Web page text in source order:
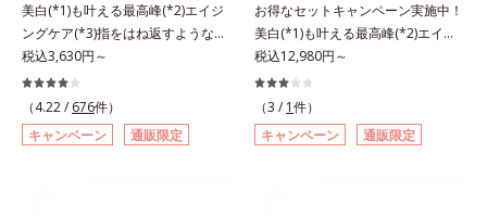
美白(*1)も叶える最高峰(*2)エイジ
ングケア(*3)指をはね返すような弾
力感が宿るハリ感 濃密フィットク
リーム。ハリも透明感(*4)も結果主
義。年齢サイン(*5)の因子に着目し
た肌科学エイジングケア(*3)シリー
ズ。オルビスユー ドットシリーズ
税込3,630円～
（4.22 / 676件）
キャンペーン
通販限定
お得なセットキャンペーン実施中！
美白(*1)も叶える最高峰(*2)エイジ
ングケア(*3)。ハリも透明感(*4)も
結果主義。年齢サイン(*5)の因子に
着目した肌科学エイジングケア(*3)
シリーズ。オルビスユー ドットシ
リーズは、年齢による肌悩み一つ一
税込12,980円～
（3 / 1件）
キャンペーン
通販限定